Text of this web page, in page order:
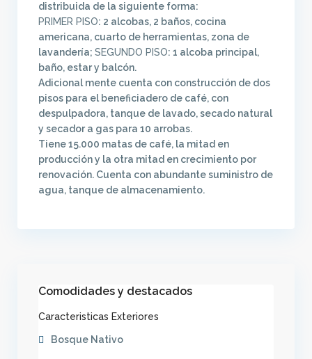
distribuida de la siguiente forma:
PRIMER PISO: 2 alcobas, 2 baños, cocina
americana, cuarto de herramientas, zona de
lavandería;SEGUNDO PISO: 1 alcoba principal,
baño, estar y balcón.
Adicional mente cuenta con construcción de dos
pisos para el beneficiadero de café, con
despulpadora, tanque de lavado, secado natural
y secador a gas para 10 arrobas.
Tiene 15.000 matas de café, la mitad en
producción y la otra mitad en crecimiento por
renovación. Cuenta con abundante suministro de
agua, tanque de almacenamiento.
Comodidades y destacados
Caracteristicas Exteriores
Bosque Nativo